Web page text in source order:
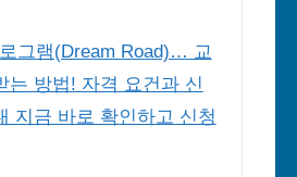
그램(Dream Road)… 교
는 방법! 자격 요건과 신
지금 바로 확인하고 신청